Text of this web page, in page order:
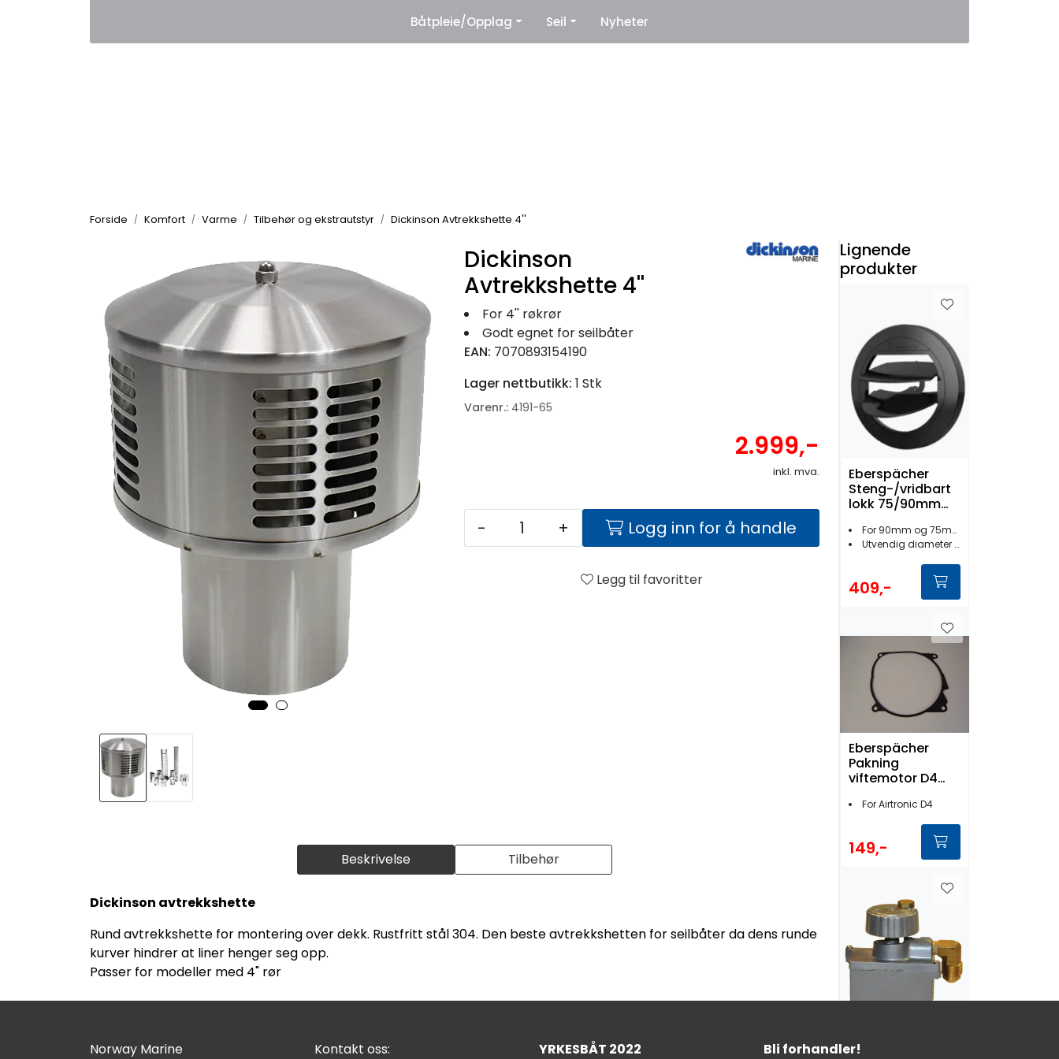
Leverandører
Båtpleie/Opplag Seil Nyheter
Forside Komfort Varme Tilbehør og ekstrautstyr Dickinson Avtrekkshette 4''
Beskrivelse Tilbehør
Dickinson avtrekkshette
Rund avtrekkshette for montering over dekk. Rustfritt stål 304. Den beste avtrekkshetten for seilbåter da dens runde
kurver hindrer at liner henger seg opp.
Passer for modeller med 4" rør
Dickinson
Avtrekkshette 4''
For 4'' røkrør
Godt egnet for seilbåter
EAN: 7070893154190
Lager nettbutikk: 1 Stk
Varenr.: 4191-65
2.999,-
inkl. mva.
- + Logg inn for å handle
Legg til favoritter
Lignende
produkter
Eberspächer
Steng-/vridbart
lokk 75/90mm
For 90mm og 75mm bakstykker
Utvendig diameter 120 mm
409,-
Eberspächer
Pakning
viftemotor D4
For Airtronic D4
149,-
Norway Marine Kontakt oss: YRKESBÅT 2022 Bli forhandler!